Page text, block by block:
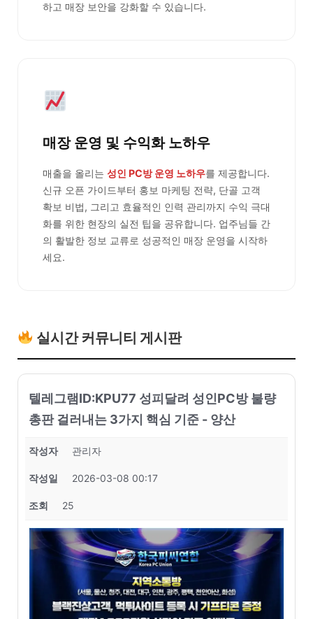
하고 매장 보안을 강화할 수 있습니다.
매장 운영 및 수익화 노하우
매출을 올리는 성인 PC방 운영 노하우를 제공합니다.
신규 오픈 가이드부터 홍보 마케팅 전략, 단골 고객
확보 비법, 그리고 효율적인 인력 관리까지 수익 극대
화를 위한 현장의 실전 팁을 공유합니다. 업주님들 간
의 활발한 정보 교류로 성공적인 매장 운영을 시작하
세요.
실시간 커뮤니티 게시판
텔레그램ID:KPU77 성피달려 성인PC방 불량
총판 걸러내는 3가지 핵심 기준 - 양산
작성자 관리자
작성일 2026-03-08 00:17
조회 25